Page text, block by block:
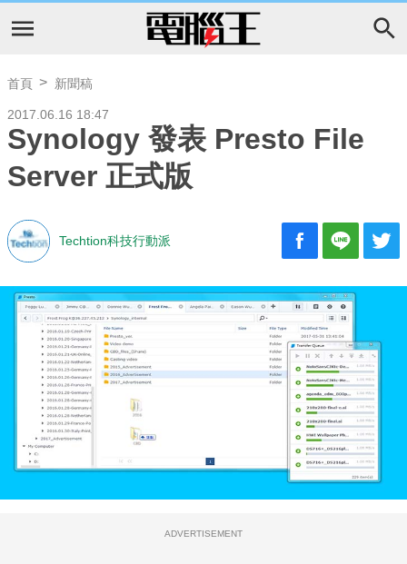
首頁 新聞稿
2017.06.16 18:47
Synology 發表 Presto File
Server 正式版
Techtion科技行動派
ADVERTISEMENT